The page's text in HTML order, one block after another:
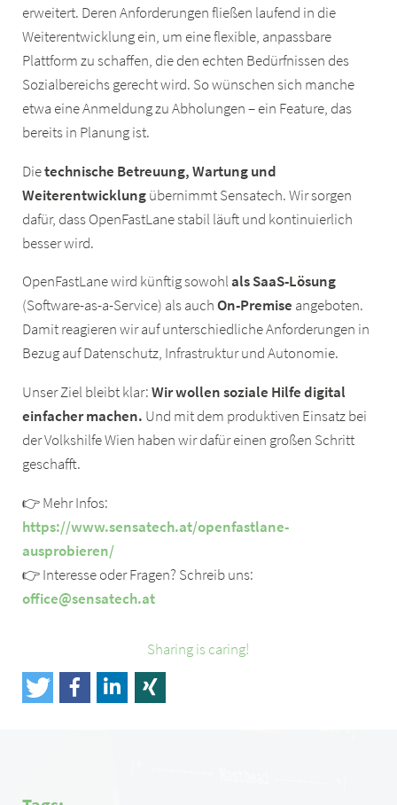
erweitert. Deren Anforderungen fließen laufend in die
Weiterentwicklung ein, um eine flexible, anpassbare
Plattform zu schaffen, die den echten Bedürfnissen des
Sozialbereichs gerecht wird. So wünschen sich manche
etwa eine Anmeldung zu Abholungen – ein Feature, das
bereits in Planung ist.
Dietechnische Betreuung, Wartung und
Weiterentwicklungübernimmt Sensatech. Wir sorgen
dafür, dass OpenFastLane stabil läuft und kontinuierlich
besser wird.
OpenFastLane wird künftig sowohlals SaaS-Lösung
(Software-as-a-Service) als auchOn-Premise angeboten.
Damit reagieren wir auf unterschiedliche Anforderungen in
Bezug auf Datenschutz, Infrastruktur und Autonomie.
Unser Ziel bleibt klar:Wir wollen soziale Hilfe digital
einfacher machen. Und mit dem produktiven Einsatz bei
der Volkshilfe Wien haben wir dafür einen großen Schritt
geschafft.
👉 Mehr Infos:
https://www.sensatech.at/openfastlane-
ausprobieren/
👉 Interesse oder Fragen? Schreib uns:
office@sensatech.at
Sharing is caring!